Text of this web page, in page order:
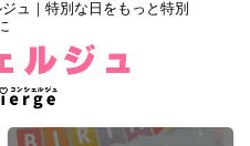
ュ｜特別な日をもっと特別